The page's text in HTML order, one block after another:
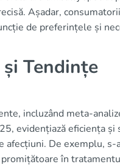
Așadar,
de preferințele și
Tendințe
incluzând meta-
evidențiază eficiența și
afecțiuni. De exemplu, s-
în